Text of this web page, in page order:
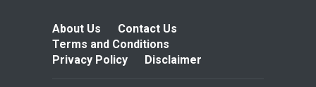
About Us
Contact Us
Terms and Conditions
Privacy Policy
Disclaimer